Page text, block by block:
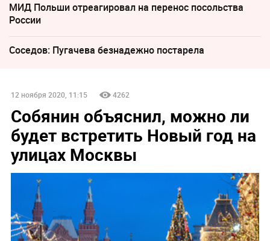
МИД Польши отреагировал на перенос посольства
России
Соседов: Пугачева безнадежно постарела
12 ноября 2020, 11:15 4262
Собянин объяснил, можно ли
будет встретить Новый год на
улицах Москвы